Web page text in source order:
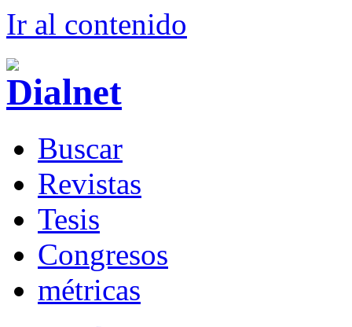
Ir al contenido
Buscar
Revistas
Tesis
Congresos
métricas